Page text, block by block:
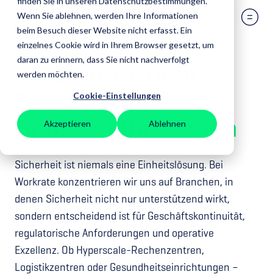
Wenn Sie ablehnen, werden Ihre Informationen
beim Besuch dieser Website nicht erfasst. Ein
einzelnes Cookie wird in Ihrem Browser gesetzt, um
daran zu erinnern, dass Sie nicht nachverfolgt
werden möchten.
Cookie-Einstellungen
Akzeptieren Ablehnen
Mission-Critical
Security für
Schlüsselbranchen
Sicherheit ist niemals eine Einheitslösung. Bei
Workrate konzentrieren wir uns auf Branchen, in
denen Sicherheit nicht nur unterstützend wirkt,
sondern entscheidend ist für Geschäftskontinuität,
regulatorische Anforderungen und operative
Exzellenz. Ob Hyperscale-Rechenzentren,
Logistikzentren oder Gesundheitseinrichtungen –